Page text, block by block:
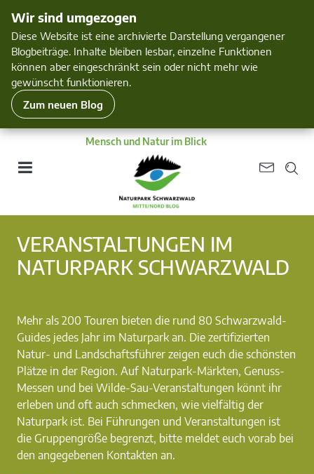
Wir sind umgezogen
Diese Website ist eine archivierte Darstellung vergangener
Blogbeiträge. Inhalte bleiben lesbar, einzelne Funktionen
können aber eingeschränkt sein oder nicht mehr wie
gewünscht funktionieren.
Zum neuen Blog
Mensch und Natur im Blick
VERANSTALTUNGEN IM
NATURPARK SCHWARZWALD
Mehr als 200 Touren bieten die rund 80 Schwarzwald-
Guides jedes Jahr im Naturpark an. Die zertifizierten
Natur- und Landschaftsführer zeigen euch die schönsten
Plätze in der Region. Auf Naturpark-Märkten, Genuss-
Messen und bei Wilde-Sau-Veranstaltungen könnt ihr
erleben und oft auch schmecken, wie vielfältig der
Naturpark ist. Bei Führungen und Veranstaltungen ist
die Gruppengröße begrenzt, bitte meldet euch vorab bei
den angegebenen Kontakten an.